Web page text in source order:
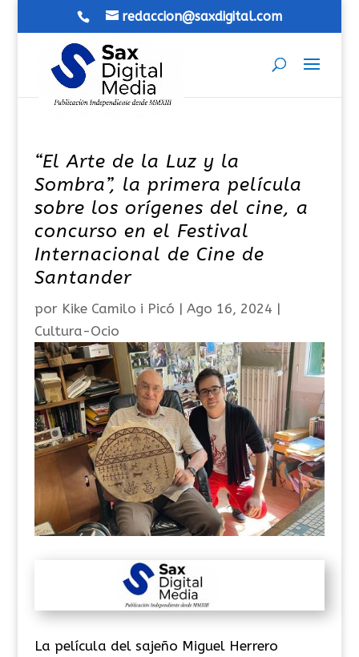
redaccion@saxdigital.com
“El Arte de la Luz y la
Sombra”, la primera película
sobre los orígenes del cine, a
concurso en el Festival
Internacional de Cine de
Santander
por Kike Camilo i Picó | Ago 16, 2024 |
Cultura-Ocio
La película del sajeño Miguel Herrero